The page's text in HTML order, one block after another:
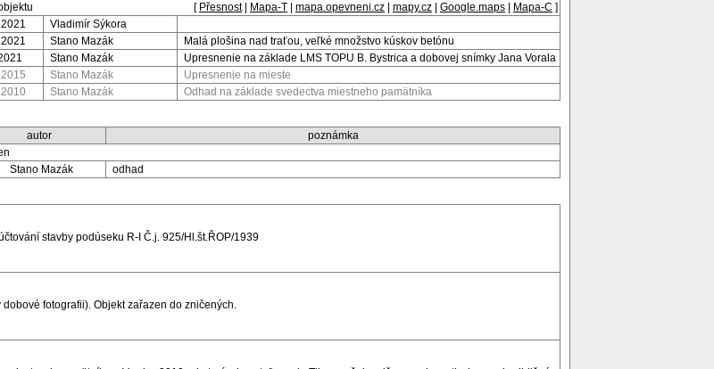
[ Přesnost| Mapa-T mapa.opevneni.cz mapy.cz Google.maps Mapa-C ]
Vladimír Sýkora
Stano Mazák
Malá plošina nad traťou, veľké množstvo kúskov betónu
Stano Mazák
Upresnenie na základe LMS TOPU B. Bystrica a dobovej snímky Jana Vorala
Stano Mazák
Upresnenie na mieste
Stano Mazák Odhad na základe svedectva miestneho pamätníka
autor
poznámka
Stano Mazák odhad
stavby podúseku R-I Č.j. 925/Hl.št.ŘOP/1939
fotografii). Objekt zařazen do zničených.